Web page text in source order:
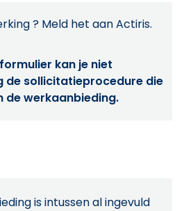
? Meld het aan Actiris.
kan je niet
de sollicitatieprocedure die
de werkaanbieding.
is intussen al ingevuld